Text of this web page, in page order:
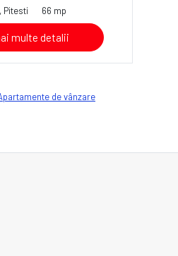
Pitesti
66 mp
multe detalii
de vânzare